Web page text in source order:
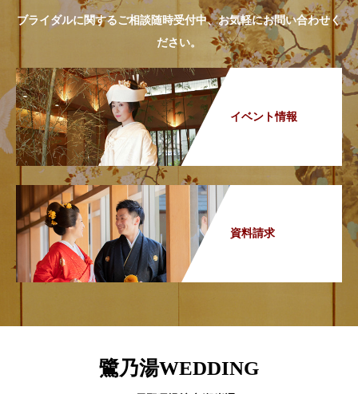
ブライダルに関するご相談随時受付中、お気軽にお問い合わせく
ださい。
イベント情報
資料請求
鷺乃湯WEDDING